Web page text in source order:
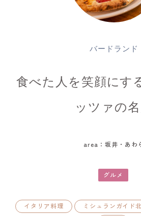
バードランド
食べた人を笑顔にす
ッツァの
area：坂井・あわ
グルメ
イタリア料理 ミシュランガイド